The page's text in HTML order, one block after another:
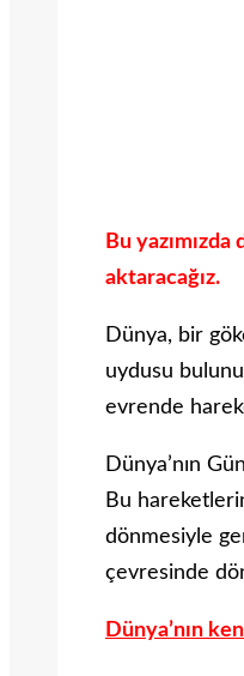
Bu
aktaracağız.
Dünya, bir
uydusu
evrende
Dünya’nın
Bu
dönmesiyle
çevresinde
Dünya’nın